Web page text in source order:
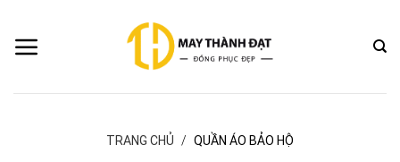
nội
TRANG CHỦ / QUẦN ÁO BẢO HỘ